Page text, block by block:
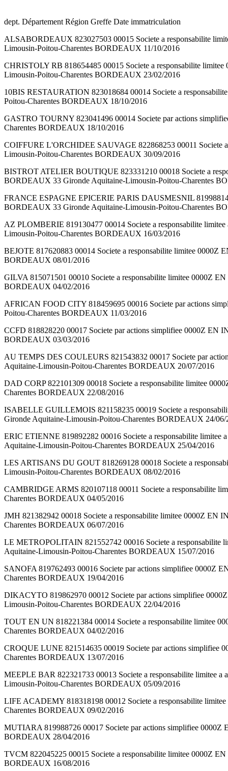
dept. Département Région Greffe Date immatriculation
ALSABORDEAUX 823027503 00015 Societe a responsabilite
Limousin-Poitou-Charentes BORDEAUX 11/10/2016
CHRISTOLY RB 818654485 00015 Societe a responsabilite
Limousin-Poitou-Charentes BORDEAUX 23/02/2016
10BIS RESTAURATION 823018684 00014 Societe a
Poitou-Charentes BORDEAUX 18/10/2016
GASTRO TOURNY 823041496 00014 Societe par actions
Charentes BORDEAUX 18/10/2016
COIFFURE L'ORCHIDEE SAUVAGE 822868253 00011
Limousin-Poitou-Charentes BORDEAUX 30/09/2016
BISTROT ATELIER BOUTIQUE 823331210 00018 Societe a
BORDEAUX 33 Gironde Aquitaine-Limousin-Poitou-Charentes
FRANCE ESPAGNE EPICERIE PARIS DAUSMESNIL
BORDEAUX 33 Gironde Aquitaine-Limousin-Poitou-Charentes
AZ PLOMBERIE 819130477 00014 Societe a responsabilite
Limousin-Poitou-Charentes BORDEAUX 16/03/2016
BEJOTE 817620883 00014 Societe a responsabilite limitee
BORDEAUX 08/01/2016
GILVA 815071501 00010 Societe a responsabilite limitee 0000Z
BORDEAUX 04/02/2016
AFRICAN FOOD CITY 818459695 00016 Societe par actions
Poitou-Charentes BORDEAUX 11/03/2016
CCFD 818828220 00017 Societe par actions simplifiee 0000Z
BORDEAUX 03/03/2016
AU TEMPS DES COULEURS 821543832 00017 Societe par
Aquitaine-Limousin-Poitou-Charentes BORDEAUX 20/07/2016
DAD CORP 822101309 00018 Societe a responsabilite limitee
Charentes BORDEAUX 22/08/2016
ISABELLE GUILLEMOIS 821158235 00019 Societe a
Gironde Aquitaine-Limousin-Poitou-Charentes BORDEAUX 24/06/
ERIC ETIENNE 819892282 00016 Societe a responsabilite
Aquitaine-Limousin-Poitou-Charentes BORDEAUX 25/04/2016
LES ARTISANS DU GOUT 818269128 00018 Societe a
Limousin-Poitou-Charentes BORDEAUX 08/02/2016
CAMBRIDGE ARMS 820107118 00011 Societe a responsabilite
Charentes BORDEAUX 04/05/2016
JMH 821382942 00018 Societe a responsabilite limitee 0000Z
Charentes BORDEAUX 06/07/2016
LE METROPOLITAIN 821552742 00016 Societe a
Aquitaine-Limousin-Poitou-Charentes BORDEAUX 15/07/2016
SANOFA 819762493 00016 Societe par actions simplifiee
Charentes BORDEAUX 19/04/2016
DIKACYTO 819862970 00012 Societe par actions simplifiee
Limousin-Poitou-Charentes BORDEAUX 22/04/2016
TOUT EN UN 818221384 00014 Societe a responsabilite
Charentes BORDEAUX 04/02/2016
CROQUE LUNE 821514635 00019 Societe par actions
Charentes BORDEAUX 13/07/2016
MEEPLE BAR 822321733 00013 Societe a responsabilite
Limousin-Poitou-Charentes BORDEAUX 05/09/2016
LIFE ACADEMY 818318198 00012 Societe a responsabilite
Charentes BORDEAUX 09/02/2016
MUTIARA 819988726 00017 Societe par actions simplifiee
BORDEAUX 28/04/2016
TVCM 822045225 00015 Societe a responsabilite limitee 0000Z
BORDEAUX 16/08/2016